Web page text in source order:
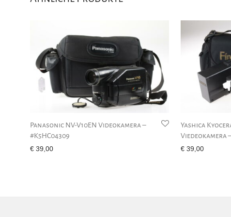
Panasonic NV-V10EN Videokamera –
#K5HC04309
€ 39,00
Yashica
Viedeokamera
€ 39,00